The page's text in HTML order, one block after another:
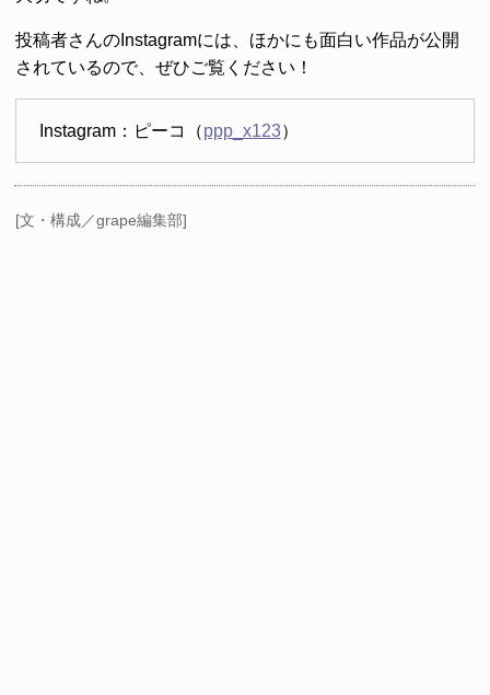
投稿者さんのInstagramには、ほかにも面白い作品が公開
されているので、ぜひご覧ください！
Instagram：ピーコ（ppp_x123）
[文・構成／grape編集部]